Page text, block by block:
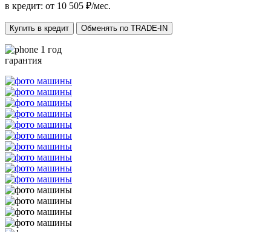
в кредит: от 10 505 ₽/мес.
Купить в кредит Обменять по TRADE-IN
1 год
гарантия